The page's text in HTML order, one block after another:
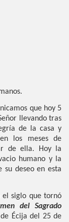
que hoy 5
llevando tras
de la casa y
los meses de
de ella. Hoy la
humano y la
su deseo en esta
siglo que tornó
del Sagrado
Écija del 25 de